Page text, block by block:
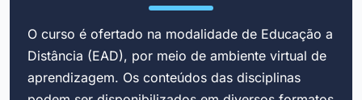
O curso é ofertado na modalidade de Educação a
Distância (EAD), por meio de ambiente virtual de
aprendizagem. Os conteúdos das disciplinas